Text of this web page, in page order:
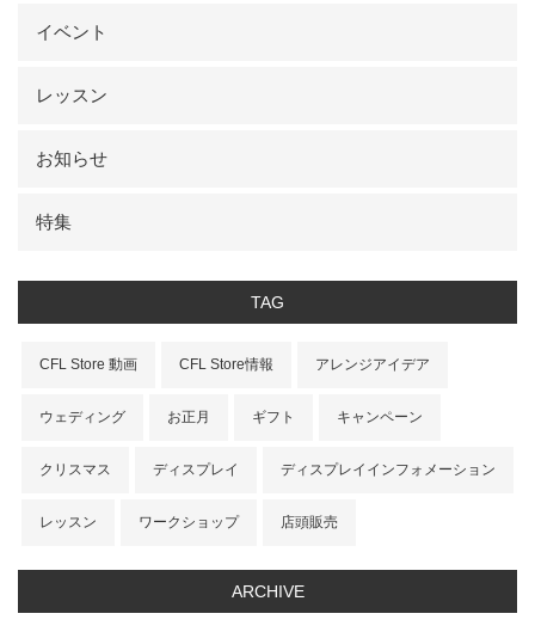
イベント
レッスン
お知らせ
特集
TAG
CFL Store 動画 CFL Store情報 アレンジアイデア
ウェディング お正月 ギフト キャンペーン
クリスマス ディスプレイ ディスプレイインフォメーション
レッスン ワークショップ 店頭販売
ARCHIVE